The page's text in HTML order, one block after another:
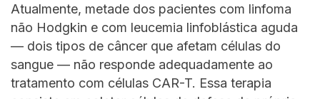
Atualmente, metade dos pacientes com linfoma
não Hodgkin e com leucemia linfoblástica aguda
— dois tipos de câncer que afetam células do
sangue — não responde adequadamente ao
tratamento com células CAR-T. Essa terapia